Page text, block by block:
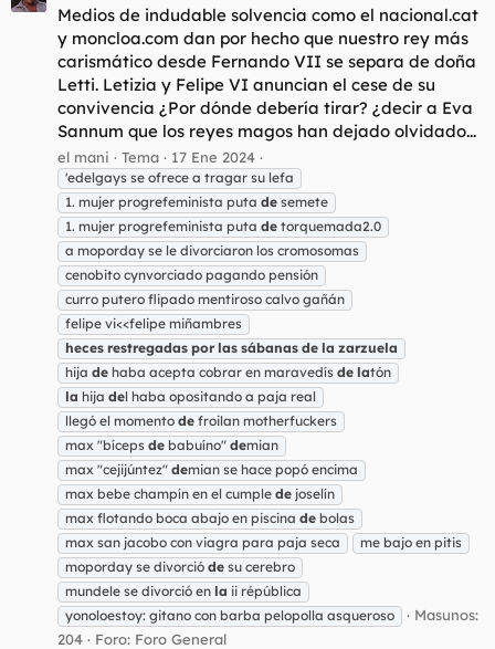
Medios de indudable solvencia como el nacional.cat
y moncloa.com dan por hecho que nuestro rey más
carismático desde Fernando VII se separa de doña
Letti. Letizia y Felipe VI anuncian el cese de su
convivencia ¿Por dónde debería tirar? ¿decir a Eva
Sannum que los reyes magos han dejado olvidado...
el mani Tema 17 Ene 2024
'edelgays se ofrece a tragar su lefa
1. mujer progrefeminista puta de semete
1. mujer progrefeminista puta de torquemada2.0
a moporday se le divorciaron los cromosomas
cenobito cynvorciado pagando pensión
curro putero flipado mentiroso calvo gañán
felipe vi<<felipe miñambres
heces restregadas por las sábanas de la zarzuela
hija de haba acepta cobrar en maravedís de latón
la hija del haba opositando a paja real
llegó el momento de froilan motherfuckers
max "bíceps de babuíno" demian
max "cejijúntez" demian se hace popó encima
max bebe champín en el cumple de joselín
max flotando boca abajo en piscina de bolas
max san jacobo con viagra para paja seca
me bajo en pitis
moporday se divorció de su cerebro
mundele se divorció en la ii répública
yonoloestoy: gitano con barba pelopolla asqueroso
Masunos:
204
Foro: Foro General